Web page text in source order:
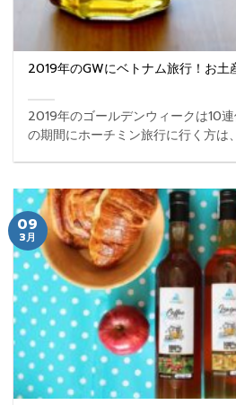
2019年のGWにベトナム旅行！お土
2019年のゴールデンウィークは10
の期間にホーチミン旅行に行く方は
09
3月